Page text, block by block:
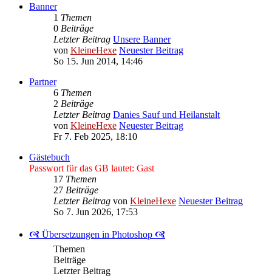
Banner
1 Themen
0 Beiträge
Letzter Beitrag Unsere Banner
von KleineHexe Neuester Beitrag
So 15. Jun 2014, 14:46
Partner
6 Themen
2 Beiträge
Letzter Beitrag Danies Sauf und Heilanstalt
von KleineHexe Neuester Beitrag
Fr 7. Feb 2025, 18:10
Gästebuch
Passwort für das GB lautet: Gast
17 Themen
27 Beiträge
Letzter Beitrag von KleineHexe Neuester Beitrag
So 7. Jun 2026, 17:53
🙧 Übersetzungen in Photoshop 🙧
Themen
Beiträge
Letzter Beitrag